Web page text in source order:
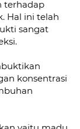
terhadap
Hal ini telah
sangat
konsentrasi